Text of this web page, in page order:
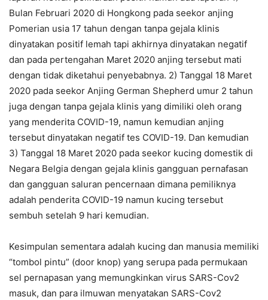
Bulan Februari 2020 di Hongkong pada seekor anjing
Pomerian usia 17 tahun dengan tanpa gejala klinis
dinyatakan positif lemah tapi akhirnya dinyatakan negatif
dan pada pertengahan Maret 2020 anjing tersebut mati
dengan tidak diketahui penyebabnya. 2) Tanggal 18 Maret
2020 pada seekor Anjing German Shepherd umur 2 tahun
juga dengan tanpa gejala klinis yang dimiliki oleh orang
yang menderita COVID-19, namun kemudian anjing
tersebut dinyatakan negatif tes COVID-19. Dan kemudian
3) Tanggal 18 Maret 2020 pada seekor kucing domestik di
Negara Belgia dengan gejala klinis gangguan pernafasan
dan gangguan saluran pencernaan dimana pemiliknya
adalah penderita COVID-19 namun kucing tersebut
sembuh setelah 9 hari kemudian.
Kesimpulan sementara adalah kucing dan manusia memiliki
“tombol pintu” (door knop) yang serupa pada permukaan
sel pernapasan yang memungkinkan virus SARS-Cov2
masuk, dan para ilmuwan menyatakan SARS-Cov2